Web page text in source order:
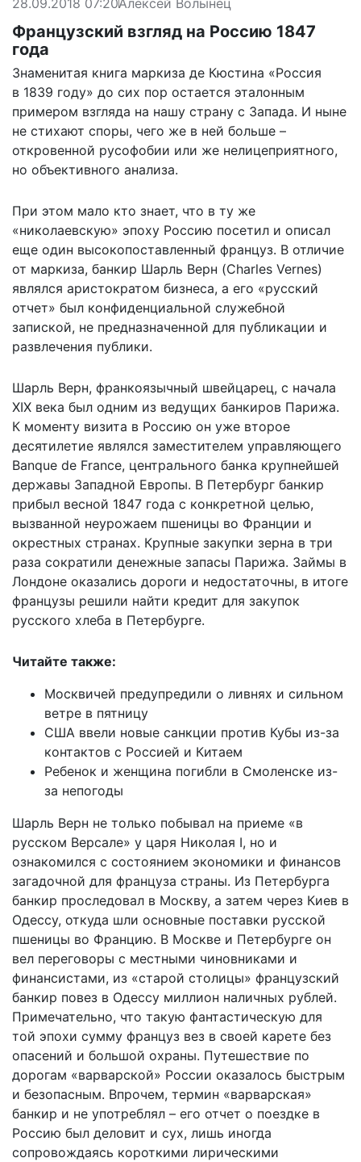
Французский взгляд на Россию 1847
года
Знаменитая книга маркиза де Кюстина «Россия
в 1839 году» до сих пор остается эталонным
примером взгляда на нашу страну с Запада. И ныне
не стихают споры, чего же в ней больше –
откровенной русофобии или же нелицеприятного,
но объективного анализа.
При этом мало кто знает, что в ту же
«николаевскую» эпоху Россию посетил и описал
еще один высокопоставленный француз. В отличие
от маркиза, банкир Шарль Верн (Charles Vernes)
являлся аристократом бизнеса, а его «русский
отчет» был конфиденциальной служебной
запиской, не предназначенной для публикации и
развлечения публики.
Шарль Верн, франкоязычный швейцарец, с начала
XIX века был одним из ведущих банкиров Парижа.
К моменту визита в Россию он уже второе
десятилетие являлся заместителем управляющего
Banque de France, центрального банка крупнейшей
державы Западной Европы. В Петербург банкир
прибыл весной 1847 года с конкретной целью,
вызванной неурожаем пшеницы во Франции и
окрестных странах. Крупные закупки зерна в три
раза сократили денежные запасы Парижа. Займы в
Лондоне оказались дороги и недостаточны, в итоге
французы решили найти кредит для закупок
русского хлеба в Петербурге.
Читайте также:
Москвичей предупредили о ливнях и сильном
ветре в пятницу
США ввели новые санкции против Кубы из-за
контактов с Россией и Китаем
Ребенок и женщина погибли в Смоленске из-
за непогоды
Шарль Верн не только побывал на приеме «в
русском Версале» у царя Николая I, но и
ознакомился с состоянием экономики и финансов
загадочной для француза страны. Из Петербурга
банкир проследовал в Москву, а затем через Киев в
Одессу, откуда шли основные поставки русской
пшеницы во Францию. В Москве и Петербурге он
вел переговоры с местными чиновниками и
финансистами, из «старой столицы» французский
банкир повез в Одессу миллион наличных рублей.
Примечательно, что такую фантастическую для
той эпохи сумму француз вез в своей карете без
опасений и большой охраны. Путешествие по
дорогам «варварской» России оказалось быстрым
и безопасным. Впрочем, термин «варварская»
банкир и не употреблял – его отчет о поездке в
Россию был деловит и сух, лишь иногда
сопровождаясь короткими лирическими